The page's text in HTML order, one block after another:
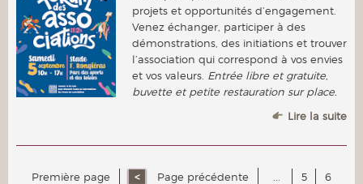
projets et opportunités d’engagement.
Venez échanger, participer à des
démonstrations, des initiations et trouver
l’association qui correspond à vos envies
et vos valeurs. Entrée libre et gratuite,
buvette et petite restauration sur place.
Lire la suite
Première page Page précédente 5 6